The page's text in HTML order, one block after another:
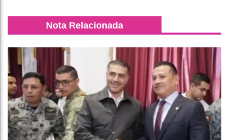
Nota Relacionada